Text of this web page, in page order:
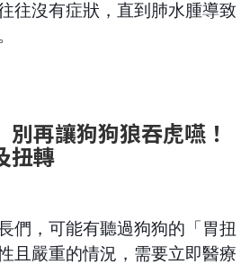
往沒有症狀，直到肺水腫導致
別再讓狗狗狼吞虎嚥！
扭轉
們，可能有聽過狗狗的「胃扭
且嚴重的情況，需要立即醫療